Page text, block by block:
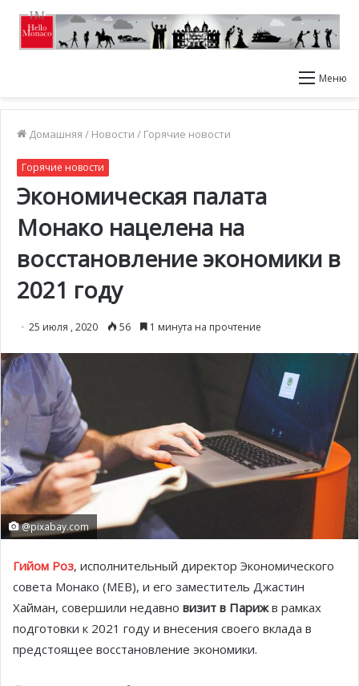
Меню
Домашняя / Новости / Горячие новости
Горячие новости
Экономическая палата
Монако нацелена на
восстановление экономики в
2021 году
25 июля , 2020 56 1 минута на прочтение
@pixabay.com
Гийом Роз, исполнительный директор Экономического
совета Монако (MEB), и его заместитель Джастин
Хайман, совершили недавно визит в Парижв рамках
подготовки к 2021 году и внесения своего вклада в
предстоящее восстановление экономики.